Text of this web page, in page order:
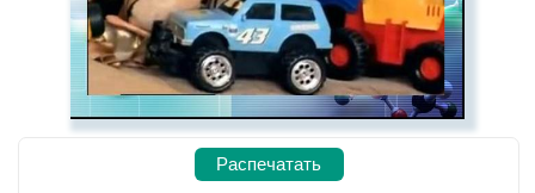
Распечатать